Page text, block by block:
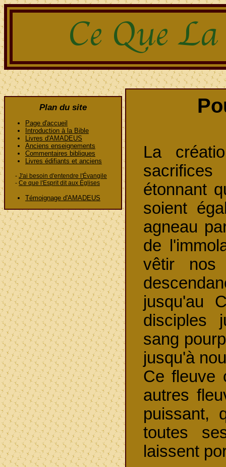
Plan du site
Page d'accueil
Introduction à la Bible
Livres d'AMADEUS
Anciens enseignements
Commentaires bibliques
Livres édifiants et anciens
- J'ai besoin d'entendre l'Évangile
- Ce que l'Esprit dit aux Églises
Témoignage d'AMADEUS
La
étonnant
soient
agneau
de
vêtir nos
jusqu'au
disciples
sang
jusqu'à
Ce fleuve
autres
puissant,
toutes
laissent